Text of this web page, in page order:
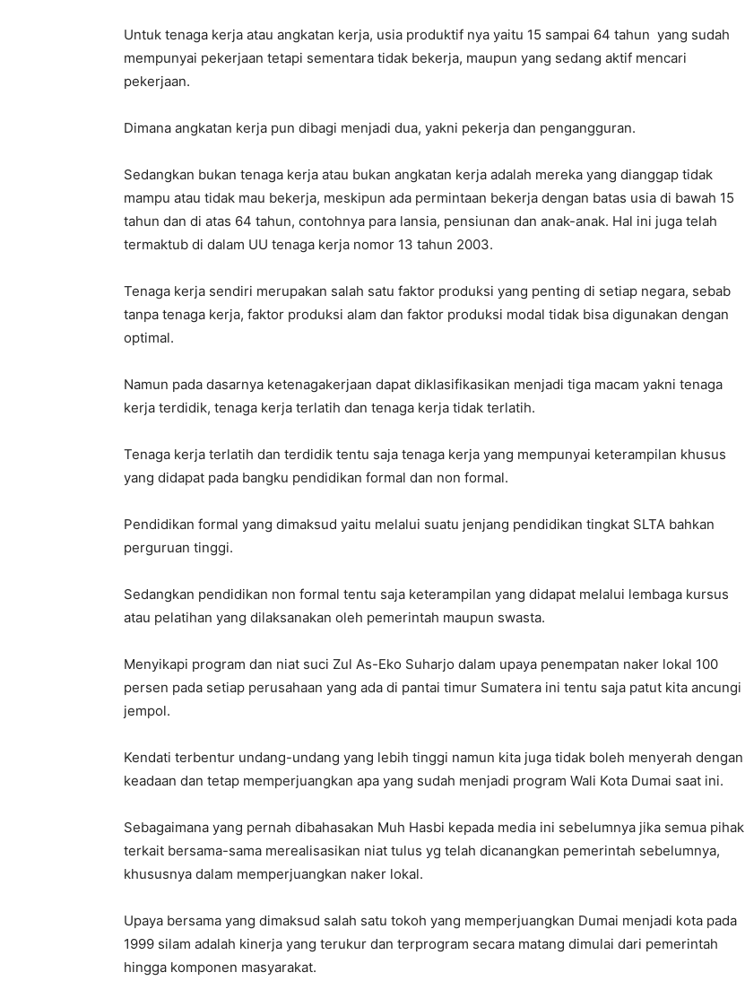
Untuk tenaga kerja atau angkatan kerja, usia produktif nya yaitu 15 sampai 64 tahun yang sudah
mempunyai pekerjaan tetapi sementara tidak bekerja, maupun yang sedang aktif mencari
pekerjaan.
Dimana angkatan kerja pun dibagi menjadi dua, yakni pekerja dan pengangguran.
Sedangkan bukan tenaga kerja atau bukan angkatan kerja adalah mereka yang dianggap tidak
mampu atau tidak mau bekerja, meskipun ada permintaan bekerja dengan batas usia di bawah 15
tahun dan di atas 64 tahun, contohnya para lansia, pensiunan dan anak-anak. Hal ini juga telah
termaktub di dalam UU tenaga kerja nomor 13 tahun 2003.
Tenaga kerja sendiri merupakan salah satu faktor produksi yang penting di setiap negara, sebab
tanpa tenaga kerja, faktor produksi alam dan faktor produksi modal tidak bisa digunakan dengan
optimal.
Namun pada dasarnya ketenagakerjaan dapat diklasifikasikan menjadi tiga macam yakni tenaga
kerja terdidik, tenaga kerja terlatih dan tenaga kerja tidak terlatih.
Tenaga kerja terlatih dan terdidik tentu saja tenaga kerja yang mempunyai keterampilan khusus
yang didapat pada bangku pendidikan formal dan non formal.
Pendidikan formal yang dimaksud yaitu melalui suatu jenjang pendidikan tingkat SLTA bahkan
perguruan tinggi.
Sedangkan pendidikan non formal tentu saja keterampilan yang didapat melalui lembaga kursus
atau pelatihan yang dilaksanakan oleh pemerintah maupun swasta.
Menyikapi program dan niat suci Zul As-Eko Suharjo dalam upaya penempatan naker lokal 100
persen pada setiap perusahaan yang ada di pantai timur Sumatera ini tentu saja patut kita ancungi
jempol.
Kendati terbentur undang-undang yang lebih tinggi namun kita juga tidak boleh menyerah dengan
keadaan dan tetap memperjuangkan apa yang sudah menjadi program Wali Kota Dumai saat ini.
Sebagaimana yang pernah dibahasakan Muh Hasbi kepada media ini sebelumnya jika semua pihak
terkait bersama-sama merealisasikan niat tulus yg telah dicanangkan pemerintah sebelumnya,
khususnya dalam memperjuangkan naker lokal.
Upaya bersama yang dimaksud salah satu tokoh yang memperjuangkan Dumai menjadi kota pada
1999 silam adalah kinerja yang terukur dan terprogram secara matang dimulai dari pemerintah
hingga komponen masyarakat.